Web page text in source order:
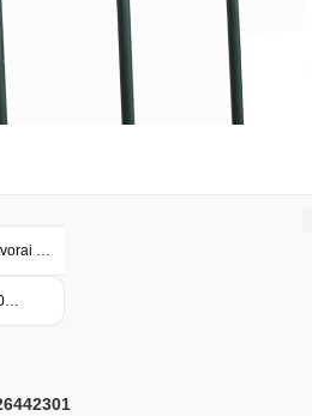
užbaigimo 80x80 mm su tvirtinimo
4 mm pilkas (Ral7016)